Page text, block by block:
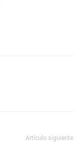
Artículo siguiente